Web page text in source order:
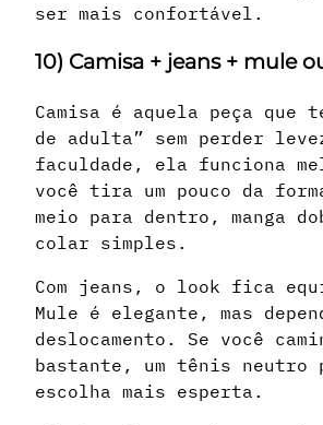
ser mais confortável.
10) Camisa + jeans + mule
Camisa é aquela peça que
de adulta” sem perder
faculdade, ela funciona
você tira um pouco da
meio para dentro, manga
colar simples.
Com jeans, o look fica
Mule é elegante, mas
deslocamento. Se você
bastante, um tênis neutro
escolha mais esperta.